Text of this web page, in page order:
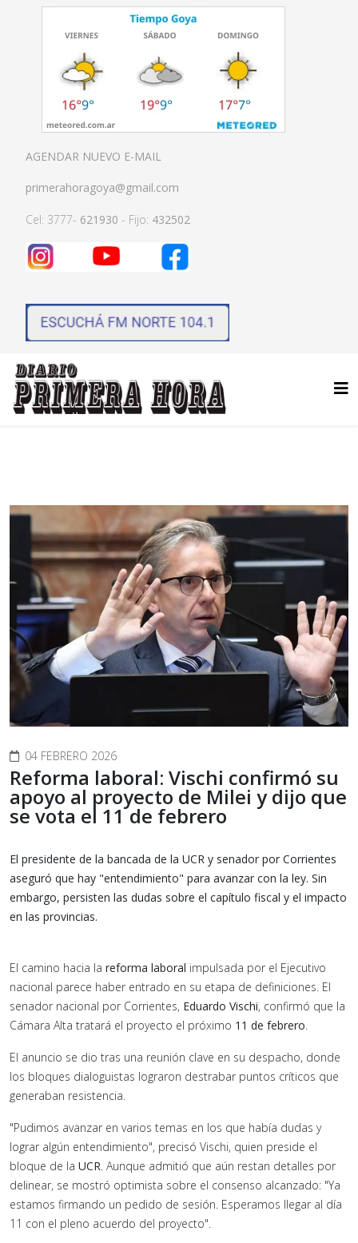
AGENDAR NUEVO E-MAIL
primerahoragoya@gmail.com
Cel: 3777- 621930 - Fijo: 432502
04 FEBRERO 2026
Reforma laboral: Vischi confirmó su
apoyo al proyecto de Milei y dijo que
se vota el 11 de febrero
El presidente de la bancada de la UCR y senador por Corrientes
aseguró que hay "entendimiento" para avanzar con la ley. Sin
embargo, persisten las dudas sobre el capítulo fiscal y el impacto
en las provincias.
El camino hacia la reforma laboral impulsada por el Ejecutivo
nacional parece haber entrado en su etapa de definiciones. El
senador nacional por Corrientes, Eduardo Vischi, confirmó que la
Cámara Alta tratará el proyecto el próximo 11 de febrero
El anuncio se dio tras una reunión clave en su despacho, donde
los bloques dialoguistas lograron destrabar puntos críticos que
generaban resistencia.
"Pudimos avanzar en varios temas en los que había dudas y
lograr algún entendimiento", precisó Vischi, quien preside el
bloque de la UCR . Aunque admitió que aún restan detalles por
delinear, se mostró optimista sobre el consenso alcanzado: "Ya
estamos firmando un pedido de sesión. Esperamos llegar al día
11 con el pleno acuerdo del proyecto".